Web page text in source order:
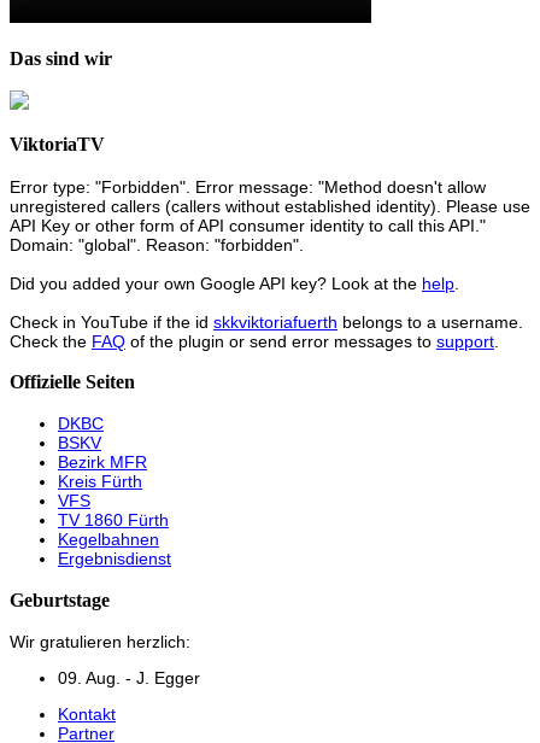
Das sind wir
ViktoriaTV
Error type: "Forbidden". Error message: "Method doesn't allow
unregistered callers (callers without established identity). Please use
API Key or other form of API consumer identity to call this API."
Domain: "global". Reason: "forbidden".
Did you added your own Google API key? Look at the help
Check in YouTube if the id skkviktoriafuerth belongs to a username.
Check the FAQ of the plugin or send error messages to support
Offizielle Seiten
DKBC
BSKV
Bezirk MFR
Kreis Fürth
VFS
TV 1860 Fürth
Kegelbahnen
Ergebnisdienst
Geburtstage
Wir gratulieren herzlich:
09. Aug. - J. Egger
Kontakt
Partner